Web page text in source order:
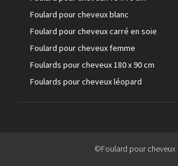
Foulard pour cheveux blanc
Foulard pour cheveux carré en soie
Foulard pour cheveux femme
Foulards pour cheveux 180 x 90 cm
Foulards pour cheveux léopard
©Foulard pour cheveux